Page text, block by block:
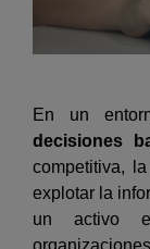
En un
decisiones
competitiva,
explotar la
un activo